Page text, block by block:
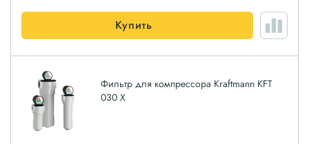
Купить
Фильтр для компрессора Kraftmann KFT
030 X